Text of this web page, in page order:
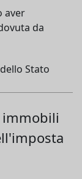
aver
da
Stato
immobili